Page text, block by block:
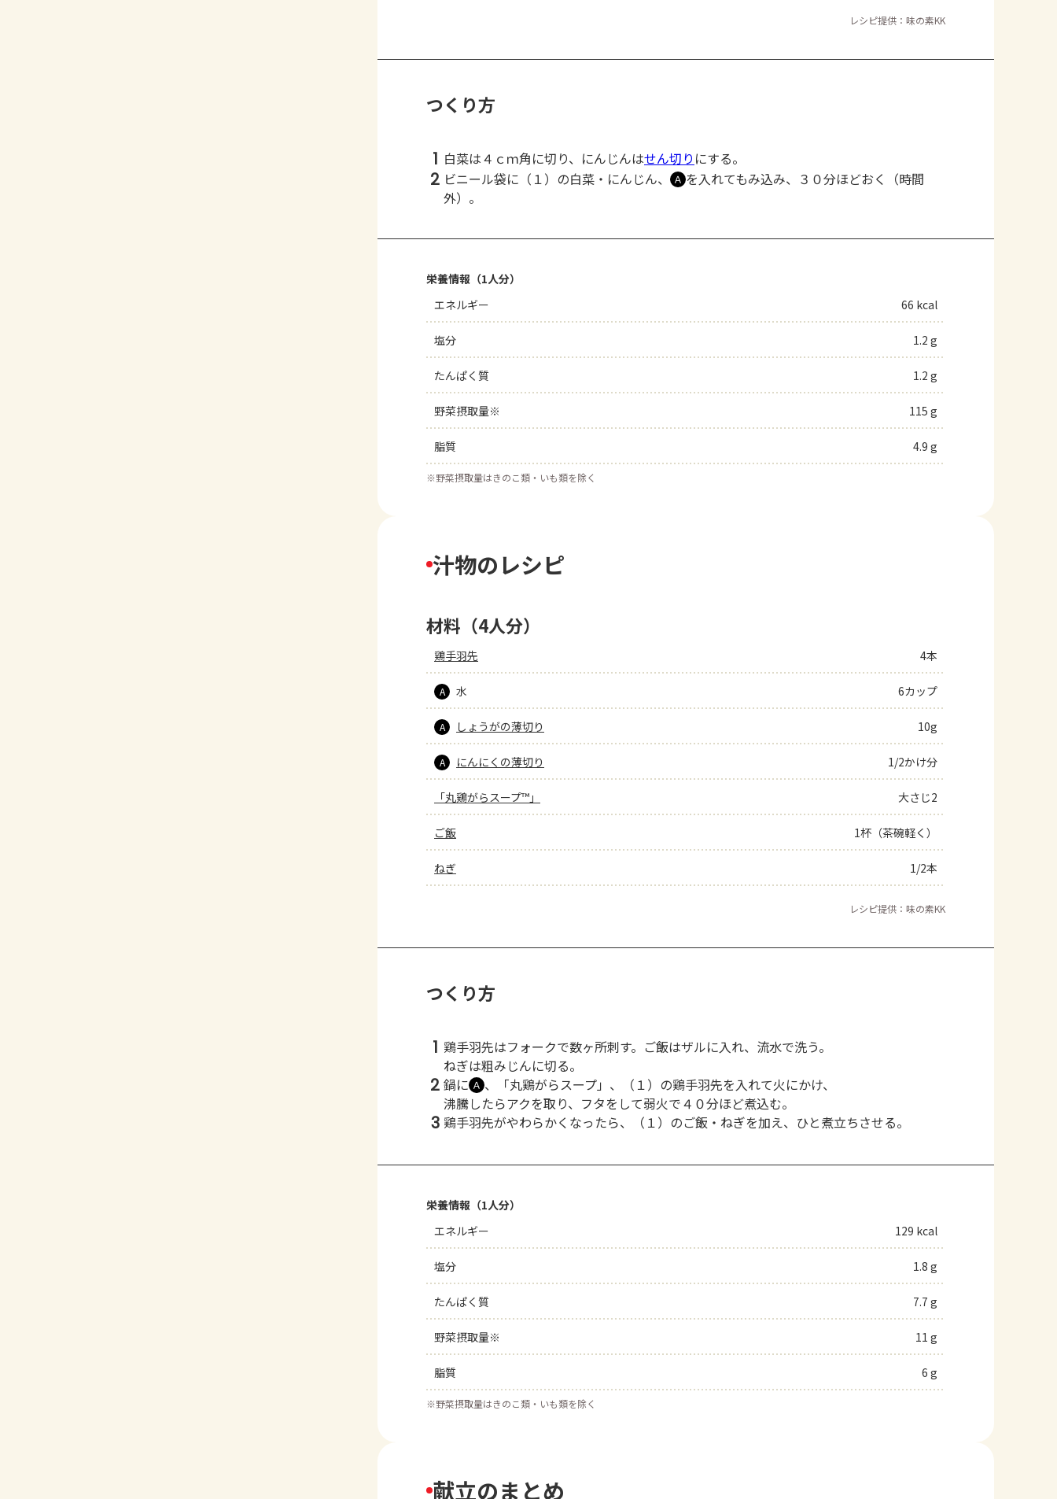
レシピ提供：味の素KK
つくり方
1 白菜は４ｃｍ角に切り、にんじんはせん切り にする。
2 ビニール袋に（１）の白菜・にんじん、 Ａ を入れてもみ込み、３０分ほどおく（時間
外）。
栄養情報（1人分）
エネルギー
66 kcal
塩分 1.2 g
たんぱく質 1.2 g
野菜摂取量※ 115 g
脂質 4.9 g
※野菜摂取量はきのこ類・いも類を除く
汁物のレシピ
材料（4人分）
鶏手羽先 4本
A 水 6カップ
A しょうがの薄切り 10g
A にんにくの薄切り 1/2かけ分
「丸鶏がらスープ™」 大さじ2
ご飯 1杯（茶碗軽く）
ねぎ 1/2本
レシピ提供：味の素KK
つくり方
1 鶏手羽先はフォークで数ヶ所刺す。ご飯はザルに入れ、流水で洗う。
ねぎは粗みじんに切る。
2 鍋に Ａ 、「丸鶏がらスープ」、（１）の鶏手羽先を入れて火にかけ、
沸騰したらアクを取り、フタをして弱火で４０分ほど煮込む。
3 鶏手羽先がやわらかくなったら、（１）のご飯・ねぎを加え、ひと煮立ちさせる。
栄養情報（1人分）
エネルギー
129 kcal
塩分 1.8 g
たんぱく質 7.7 g
野菜摂取量※ 11 g
脂質 6 g
※野菜摂取量はきのこ類・いも類を除く
献立のまとめ